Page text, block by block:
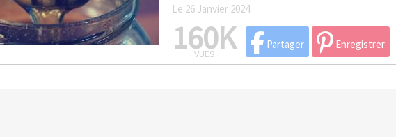
Le 26 Janvier 2024
160K
VUES
Partager Enregistrer